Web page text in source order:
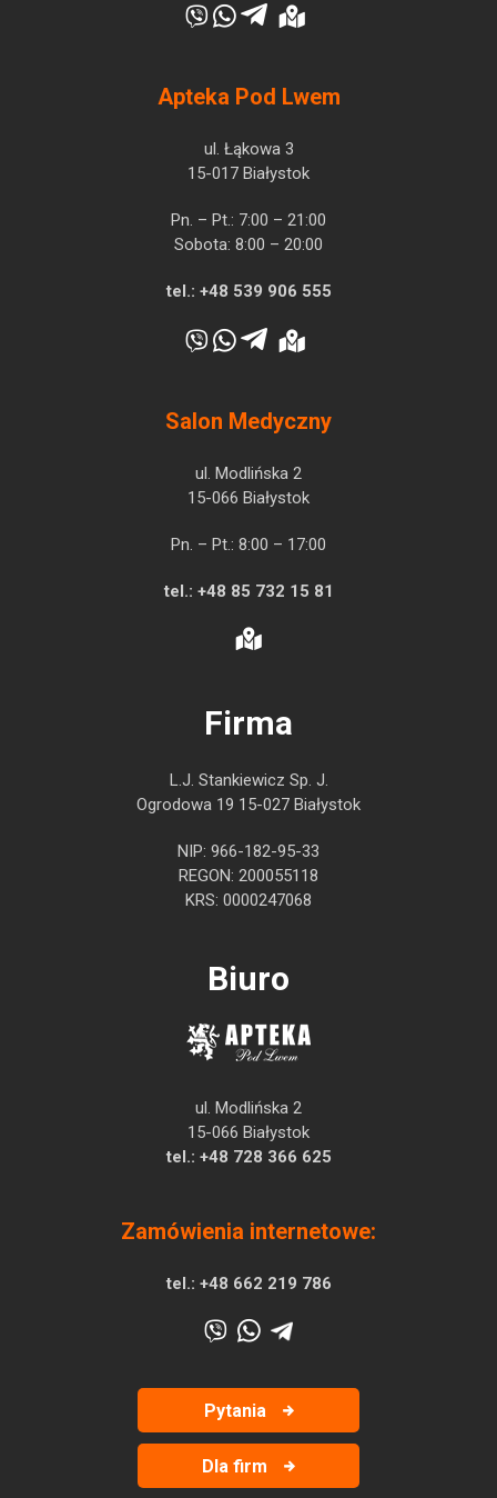
Apteka Pod Lwem
ul. Łąkowa 3
15-017 Białystok
Pn. – Pt.: 7:00 – 21:00
Sobota: 8:00 – 20:00
tel.: +48 539 906 555
Salon Medyczny
ul. Modlińska 2
15-066 Białystok
Pn. – Pt.: 8:00 – 17:00
tel.: +48 85 732 15 81
Firma
L.J. Stankiewicz Sp. J.
Ogrodowa 19 15-027 Białystok
NIP: 966-182-95-33
REGON: 200055118
KRS: 0000247068
Biuro
ul. Modlińska 2
15-066 Białystok
tel.: +48 728 366 625
Zamówienia internetowe:
tel.: +48 662 219 786
Pytania
Dla firm